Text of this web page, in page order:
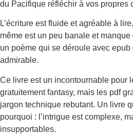
du Pacifique réfléchir à vos propres
L’écriture est fluide et agréable à
même est un peu banale et
un poème qui se déroule avec
admirable.
Ce livre est un incontournable pour
gratuitement fantasy, mais les pdf
jargon technique rebutant. Un livre
pourquoi : l’intrigue est complexe,
insupportables.